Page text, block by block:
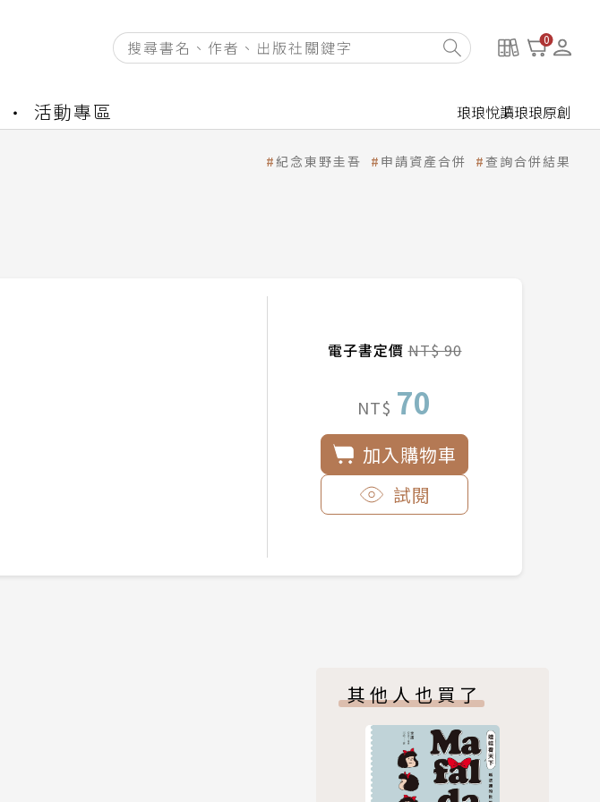
0
活動專區 琅琅悅讀琅琅原創
紀念東野圭吾 申請資產合併 查詢合併結果
電子書定價NT$ 90
NT$ 70
加入購物車
試閱
其他人也買了